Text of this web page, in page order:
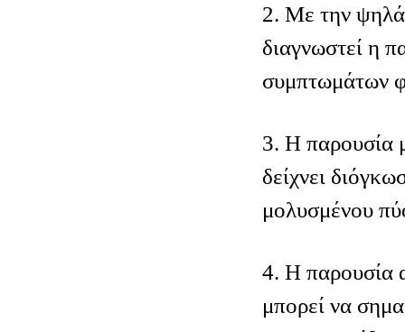
2. Με την
διαγνωστεί η
συμπτωμάτων
3. Η παρουσία
δείχνει
μολυσμένου
4. Η παρουσία
μπορεί να